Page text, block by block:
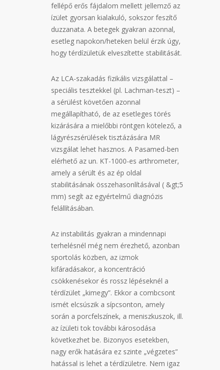
fellépő erős fájdalom mellett jellemző az
ízület gyorsan kialakuló, sokszor feszítő
duzzanata. A betegek gyakran azonnal,
esetleg napokon/heteken belül érzik úgy,
hogy térdízületük elveszítette stabilitását.
Az LCA-szakadás fizikális vizsgálattal –
speciális tesztekkel (pl. Lachman-teszt) –
a sérülést követően azonnal
megállapítható, de az esetleges törés
kizárására a mielőbbi röntgen kötelező, a
lágyrészsérülések tisztázására MR
vizsgálat lehet hasznos. A Pasamed-ben
elérhető az un. KT-1000-es arthrometer,
amely a sérült és az ép oldal
stabilitásának összehasonlításával ( &gt;5
mm) segít az egyértelmű diagnózis
felállításában.
Az instabilitás gyakran a mindennapi
terhelésnél még nem érezhető, azonban
sportolás közben, az izmok
kifáradásakor, a koncentráció
csökkenésekor és rossz lépéseknél a
térdízület „kimegy”. Ekkor a combcsont
ismét elcsúszik a sípcsonton, amely
során a porcfelszínek, a meniszkuszok, ill.
az ízületi tok további károsodása
következhet be. Bizonyos esetekben,
nagy erők hatására ez szinte „végzetes”
hatással is lehet a térdízületre. Nem igaz